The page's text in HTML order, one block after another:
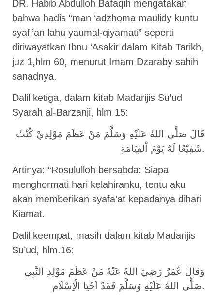
DR. Habib Abdulloh Bafaqih mengatakan
bahwa hadis “man ‘adzhoma maulidy kuntu
syafi’an lahu yaumal-qiyamati” seperti
diriwayatkan Ibnu ‘Asakir dalam Kitab Tarikh,
juz 1,hlm 60, menurut Imam Dzaraby sahih
sanadnya.
Dalil ketiga, dalam kitab Madarijis Su’ud
Syarah al-Barzanji, hlm 15:
قَالَ صَلَّى اللهُ عَلَيْهِ وَسَلَّمَ مَنْ عَظَمَ مَوْلِدِيْ كُنْتُ
شَفِيْعًا لَهُ يَوْمَ اْلقِيَامَةِ.
Artinya: “Rosululloh bersabda: Siapa
menghormati hari kelahiranku, tentu aku
akan memberikan syafa’at kepadanya dihari
Kiamat.
Dalil keempat, masih dalam kitab Madarijis
Su’ud, hlm.16:
وَقَالَ عُمَرُ رَضِيَ اللهُ عَنْهُ مَنْ عَظَمَ مَوْلِدِ النَّبِي
صَلًّى اللهُ عَلَيْهِ وَسَلَّمَ فَقَدْ اَحْيَا الْاِسْلَامَ.